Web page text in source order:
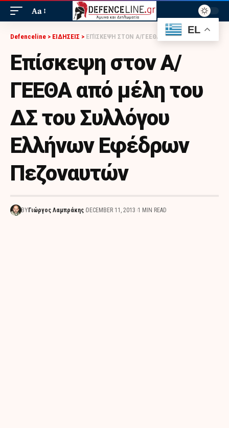
Aa
Defenceline > ΕΙΔΗΣΕΙΣ > ΕΠΊΣΚΕΨΗ ΣΤΟΝ Α/ΓΕΕΘΑ ΑΠΌ ΜΈΛΗ ΤΟΥ ΔΣ ΤΟΥ ΣΥΛΛΌΓΟΥ ΕΛΛΉΝΩΝ ΕΦΈΔΡΩΝ ΠΕΖΟΝΑΥΤΏΝ
Επίσκεψη στον Α/
ΓΕΕΘΑ από μέλη του
ΔΣ του Συλλόγου
Ελλήνων Εφέδρων
Πεζοναυτών
BY Γιώργος Λαμπράκης DECEMBER 11, 2013 1 MIN READ
EL